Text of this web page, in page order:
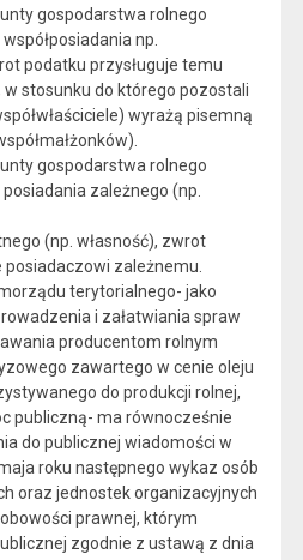
gospodarstwa rolnego
np.
podatku przysługuje temu
w stosunku do którego pozostali
wyrażą pisemną
gospodarstwa rolnego
zależnego (np.
(np. własność), zwrot
posiadaczowi zależnemu.
terytorialnego- jako
i załatwiania spraw
producentom rolnym
zawartego w cenie oleju
do produkcji rolnej,
publiczną- ma równocześnie
do publicznej wiadomości w
roku następnego wykaz osób
oraz jednostek organizacyjnych
prawnej, którym
zgodnie z ustawą z dnia